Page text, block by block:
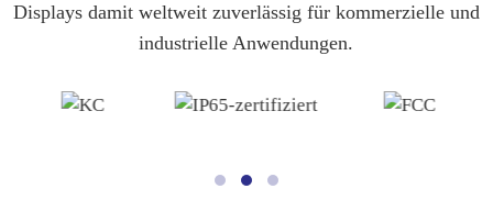
Displays damit weltweit zuverlässig für kommerzielle und
industrielle Anwendungen.